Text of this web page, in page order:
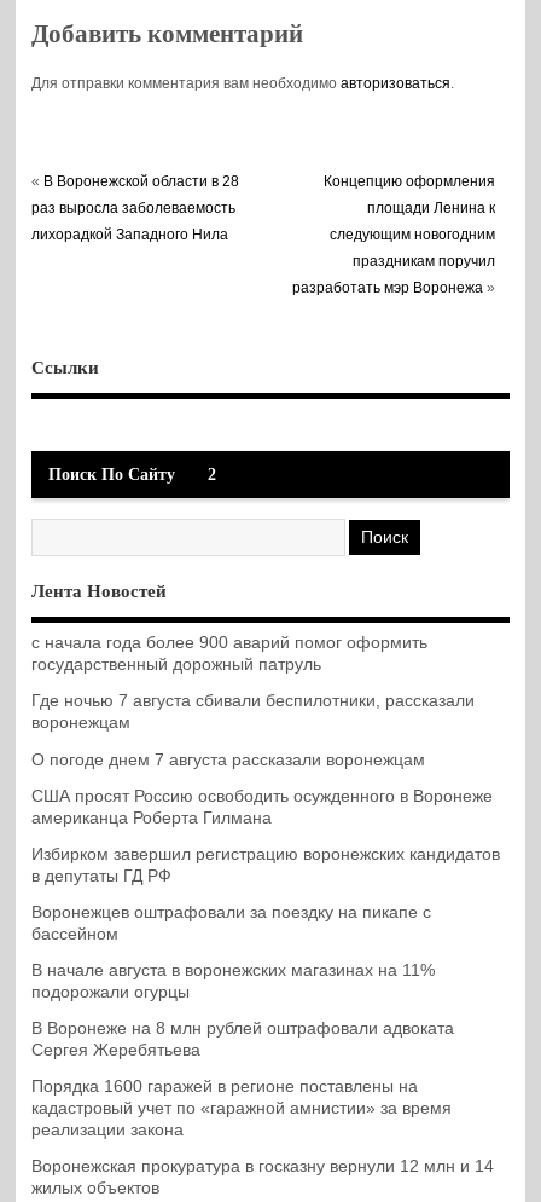
Добавить комментарий
Для отправки комментария вам необходимоавторизоваться.
« В Воронежской области в 28
раз выросла заболеваемость
лихорадкой Западного Нила
Концепцию оформления
площади Ленина к
следующим новогодним
праздникам поручил
разработать мэр Воронежа »
Ссылки
Поиск По Сайту 2
Лента Новостей
с начала года более 900 аварий помог оформить
государственный дорожный патруль
Где ночью 7 августа сбивали беспилотники, рассказали
воронежцам
О погоде днем 7 августа рассказали воронежцам
США просят Россию освободить осужденного в Воронеже
американца Роберта Гилмана
Избирком завершил регистрацию воронежских кандидатов
в депутаты ГД РФ
Воронежцев оштрафовали за поездку на пикапе с
бассейном
В начале августа в воронежских магазинах на 11%
подорожали огурцы
В Воронеже на 8 млн рублей оштрафовали адвоката
Сергея Жеребятьева
Порядка 1600 гаражей в регионе поставлены на
кадастровый учет по «гаражной амнистии» за время
реализации закона
Воронежская прокуратура в госказну вернули 12 млн и 14
жилых объектов